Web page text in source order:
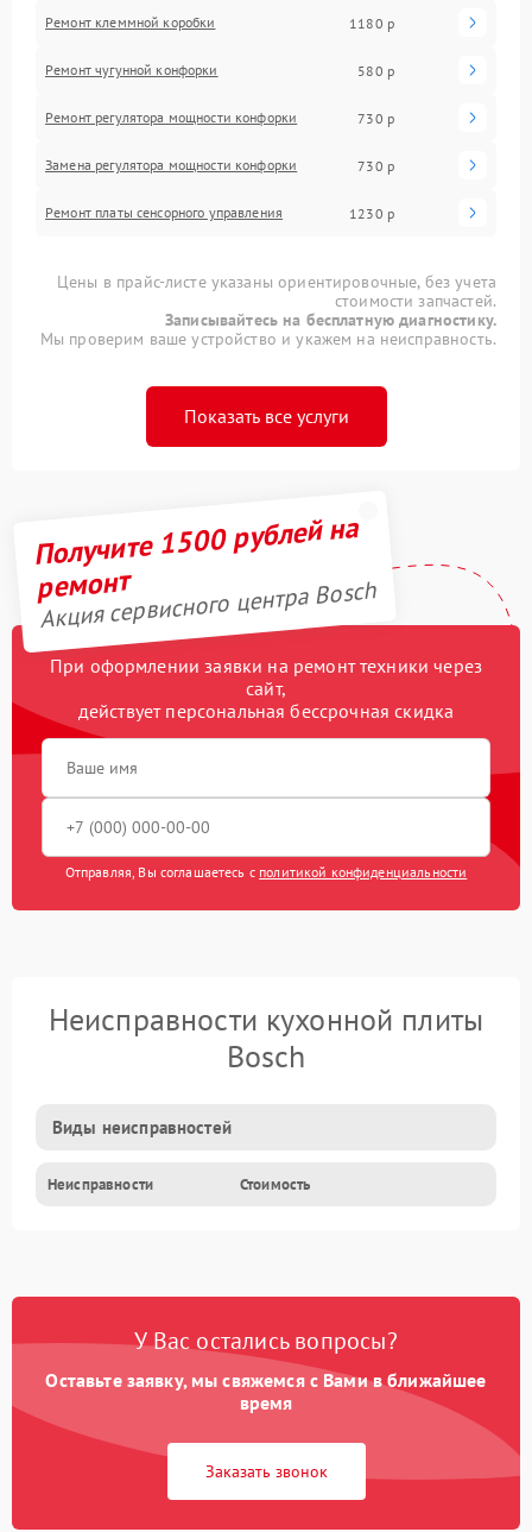
Ремонт клеммной коробки 1180 р
Ремонт чугунной конфорки 580 р
Ремонт регулятора мощности конфорки 730 р
Замена регулятора мощности конфорки 730 р
Ремонт платы сенсорного управления 1230 р
Цены в прайс-листе указаны ориентировочные, без учета
стоимости запчастей.
Записывайтесь на бесплатную диагностику.
Мы проверим ваше устройство и укажем на неисправность.
Показать все услуги
Получите 1500 рублей на
ремонт
Акция сервисного центра Bosch
При оформлении заявки на ремонт техники через
сайт,
действует персональная бессрочная скидка
Отправляя, Вы соглашаетесь с политикой конфиденциальности
Неисправности кухонной плиты
Bosch
Виды неисправностей
Неисправности Стоимость
У Вас остались вопросы?
Оставьте заявку, мы свяжемся с Вами в ближайшее
время
Заказать звонок